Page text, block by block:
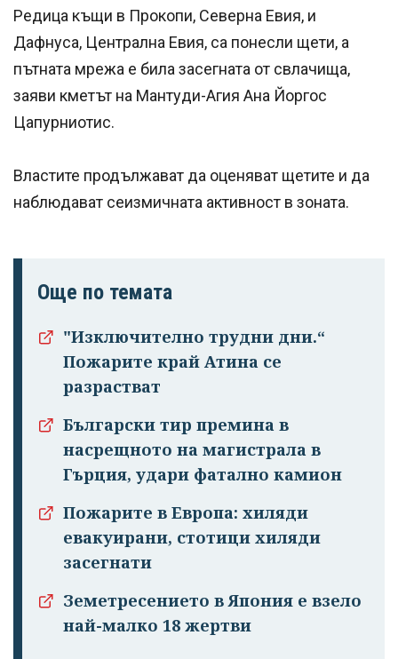
Редица къщи в Прокопи, Северна Евия, и
Дафнуса, Централна Евия, са понесли щети, а
пътната мрежа е била засегната от свлачища,
заяви кметът на Мантуди-Агия Ана Йоргос
Цапурниотис.
Властите продължават да оценяват щетите и да
наблюдават сеизмичната активност в зоната.
Още по темата
"Изключително трудни дни.“
Пожарите край Атина се
разрастват
Български тир премина в
насрещното на магистрала в
Гърция, удари фатално камион
Пожарите в Европа: хиляди
евакуирани, стотици хиляди
засегнати
Земетресението в Япония е взело
най-малко 18 жертви